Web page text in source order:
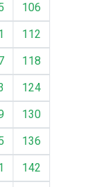
106
112
118
124
130
136
142